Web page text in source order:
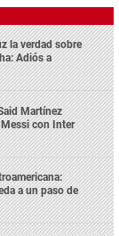
la verdad sobre
Adiós a
Martínez
con Inter
a un paso de